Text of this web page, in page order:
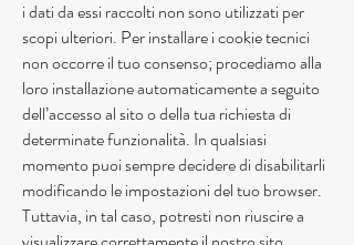
i dati da essi raccolti non sono utilizzati per
scopi ulteriori. Per installare i cookie tecnici
non occorre il tuo consenso; procediamo alla
loro installazione automaticamente a seguito
dell’accesso al sito o della tua richiesta di
determinate funzionalità. In qualsiasi
momento puoi sempre decidere di disabilitarli
modificando le impostazioni del tuo browser.
Tuttavia, in tal caso, potresti non riuscire a